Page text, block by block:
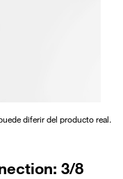
diferir del producto real.
3/8